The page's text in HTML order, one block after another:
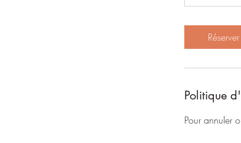
Réserver
Politique
Pour annuler